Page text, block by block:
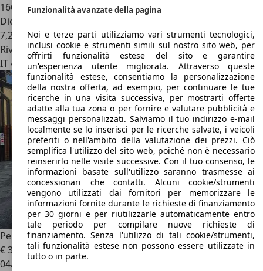
166.343 km
Diesel
7,2 l/100 km (comb.)
Rivenditore
IT 41122Modena - Mo
Peugeot 8072.0 hdi 16v Active (st) 163cv auto E5
€ 3.000
04/2011
Funzionalità avanzate della pagina
Noi e terze parti utilizziamo vari strumenti tecnologici,
inclusi cookie e strumenti simili sul nostro sito web, per
offrirti funzionalità estese del sito e garantire
un'esperienza utente migliorata. Attraverso queste
funzionalità estese, consentiamo la personalizzazione
della nostra offerta, ad esempio, per continuare le tue
ricerche in una visita successiva, per mostrarti offerte
adatte alla tua zona o per fornire e valutare pubblicità e
messaggi personalizzati. Salviamo il tuo indirizzo e-mail
localmente se lo inserisci per le ricerche salvate, i veicoli
preferiti o nell'ambito della valutazione dei prezzi. Ciò
semplifica l'utilizzo del sito web, poiché non è necessario
reinserirlo nelle visite successive. Con il tuo consenso, le
informazioni basate sull'utilizzo saranno trasmesse ai
concessionari che contatti. Alcuni cookie/strumenti
vengono utilizzati dai fornitori per memorizzare le
informazioni fornite durante le richieste di finanziamento
per 30 giorni e per riutilizzarle automaticamente entro
tale periodo per compilare nuove richieste di
finanziamento. Senza l'utilizzo di tali cookie/strumenti,
tali funzionalità estese non possono essere utilizzate in
tutto o in parte.